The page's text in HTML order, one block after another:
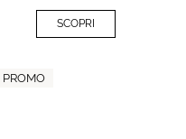
SCOPRI
PROMO